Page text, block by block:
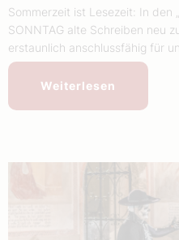
Sommerzeit ist Lesezeit: In den
SONNTAG alte Schreiben neu
erstaunlich anschlussfähig für
Weiterlesen